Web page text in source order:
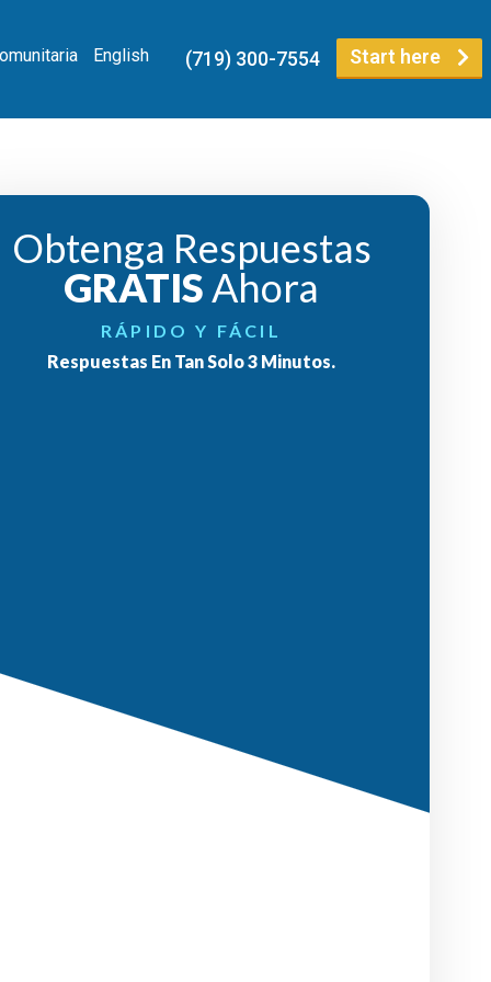
English Start here
(719) 300-7554
Obtenga Respuestas
GRATIS Ahora
RÁPIDO Y FÁCIL
Respuestas En Tan Solo 3 Minutos.